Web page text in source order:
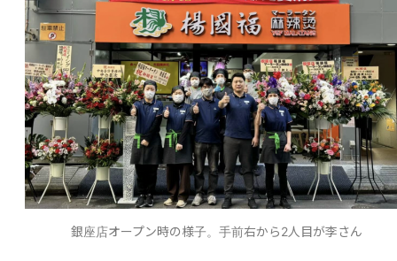
銀座店オープン時の様子。手前右から2人目が李さん